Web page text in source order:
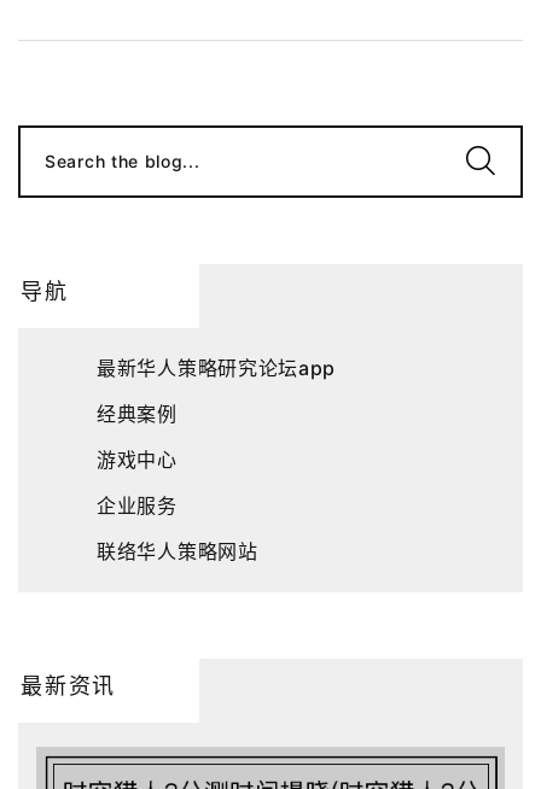
Search the blog...
导航
最新华人策略研究论坛app
经典案例
游戏中心
企业服务
联络华人策略网站
最新资讯